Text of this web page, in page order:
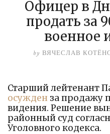
Офицер в
продать за
военное
by ВЯЧЕСЛАВ
Старший лейтенант
осужден за продажу
видения. Решение
районный суд
Уголовного кодекса.